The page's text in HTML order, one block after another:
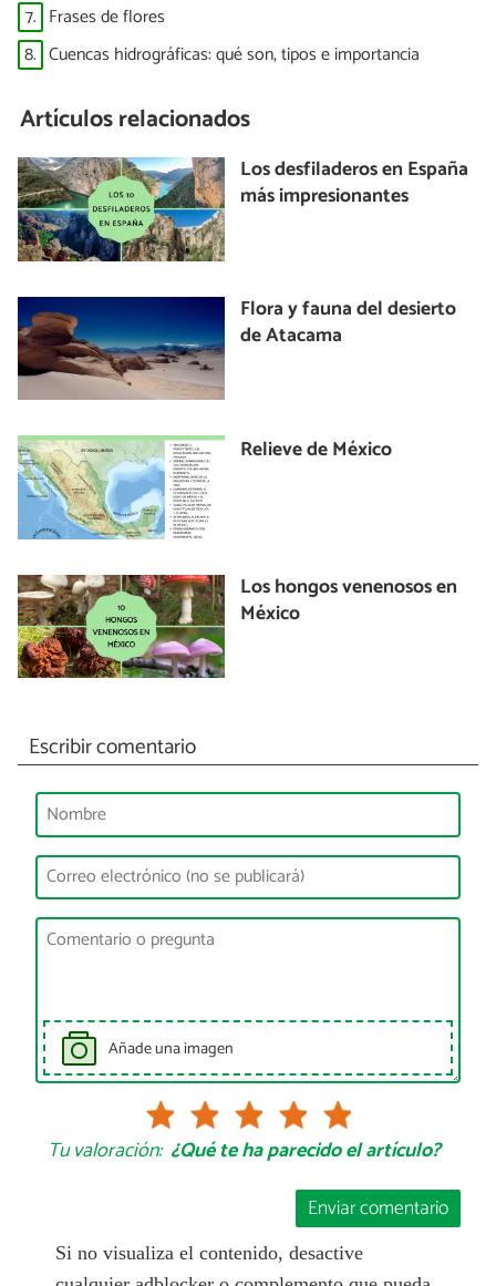
7. Frases de flores
8. Cuencas hidrográficas: qué son, tipos e importancia
Artículos relacionados
Los desfiladeros en España
más impresionantes
Flora y fauna del desierto
de Atacama
Relieve de México
Los hongos venenosos en
México
Escribir comentario
Añade una imagen
Tu valoración: ¿Qué te ha parecido el artículo?
Enviar comentario
Si no visualiza el contenido, desactive